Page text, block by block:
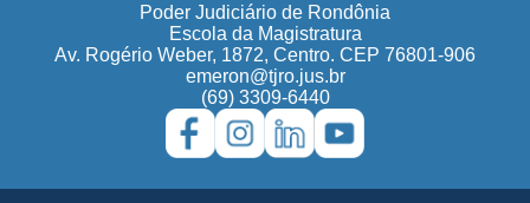
Poder Judiciário de Rondônia
Escola da Magistratura
Av. Rogério Weber, 1872, Centro. CEP 76801-906
emeron@tjro.jus.br
(69) 3309-6440